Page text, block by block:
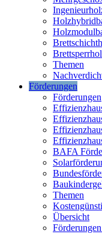
Themen
Förderungen
Förderungen
BAFA
Themen
Übersicht